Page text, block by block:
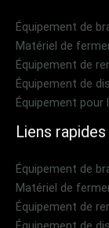
Équipement de
Matériel de
Équipement de
Équipement de
Équipement pour
Liens rapides
Équipement de
Matériel de
Équipement de